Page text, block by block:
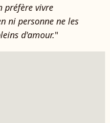
préfère vivre
ni personne ne les
d'amour."